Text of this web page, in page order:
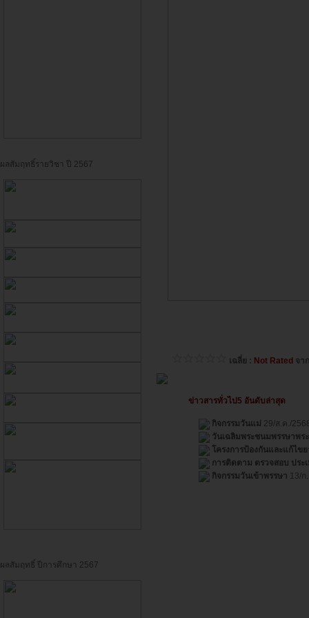
ผลสัมฤทธิ์รายวิชา ปี 2567
ผลสัมฤทธิ์ ปีการศึกษา 2567
เฉลี่ย : Not Rated จาก
ข่าวสารทั่วไป5 อันดับล่าสุด
กิจกรรมวันแม่ 29/ส.ค./
วันเฉลิมพระชนมพรรษาพร
โครงการป้องกันและแก้ไข
การติดตาม ตรวจสอบ ประ
กิจกรรมวันเข้าพรรษา 13/ก